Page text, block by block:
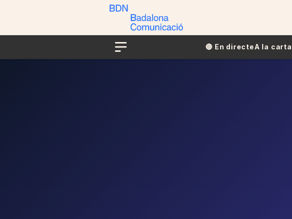
Menu
🔴​​ En directeA la carta